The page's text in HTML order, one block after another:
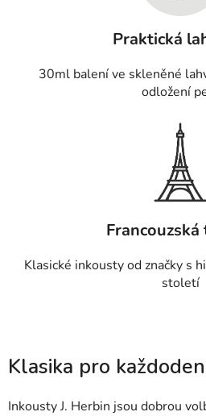
Praktická
30ml balení ve skleněné
odložení
Francouzská
Klasické inkousty od značky s
století
Klasika pro
Inkousty J. Herbin jsou dobrou